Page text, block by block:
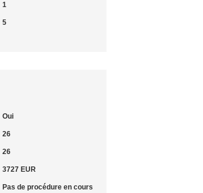
1
5
Oui
26
26
3727 EUR
Pas de procédure en cours